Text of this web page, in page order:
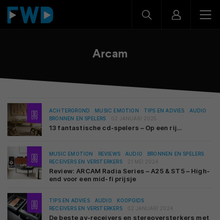
Arcam
ACHTERGROND MUSIC EMOTION TIPS EN ADVIES
AUDIO
BRONNEN EN SPELERS
02 JANUARI 2025
13 fantastische cd-spelers – Op een rij…
MUSIC EMOTION REVIEWS AUDIO
BRONNEN EN SPELERS
RECEIVERS EN VERSTERKERS
21 MEI 2024
Review: ARCAM Radia Series – A25 & ST5 – High-
end voor een mid-fi prijsje
TIPS EN ADVIES AUDIO
KOOPGIDS
RECEIVERS EN VERSTERKERS
02 JANUARI 2024
De beste av-receivers en stereoversterkers met